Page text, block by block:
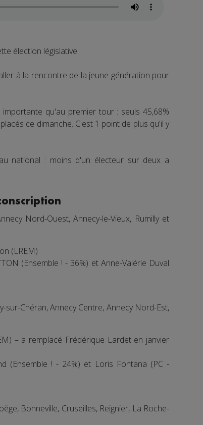
élection législative.
à la rencontre de la jeune génération pour
qu'au premier tour : seuls 45,68%
ce dimanche. C'est 1 point de plus qu'il y
national : moins d'un électeur sur deux a
Nord-Ouest, Annecy-le-Vieux, Rumilly et
(LREM)
(Ensemble ! - 36%) et Anne-Valérie Duval
sur-Chéran, Annecy Centre, Annecy Nord-Est,
– a remplacé Frédérique Lardet en janvier
(Ensemble ! - 24%) et Loris Fontana (PC -
Bonneville, Cruseilles, Reignier, La Roche-